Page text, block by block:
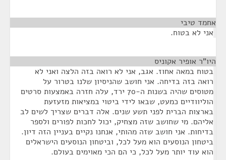
אחמד טיבי
אני לא בטוח.
היו"ר אופיר אקוניס
בטוח במאה אחוז. אגב, אני לא רואה בזה הלצה ואני לא
רואה בזה בדיחה. אני חושב שהניסיון שלנו בטרור על
מטוסים שהיה בשנות ה-70 ירד, עלה חזרה באמצעות סרטים
הוליוודיים כמעט, שבאו לידי ביטוי במציאות מזעזעת
בארצות הברית לפני תשע שנים. אלה דברים שצריך לשים לב
אליהם. מי שחושב שזה מצחיק, יכול לחכות לפורים ולספר
בדיחות. אני חושב שזה מהותי, אנחנו נקיים בעניין הזה דיון.
ביטחון הנוסעים הוא מעל לכל, וביטחון הנוסעים הישראלים
הוא עוד יותר מעל לכל, כי הם הכי מאוימים בעולם.